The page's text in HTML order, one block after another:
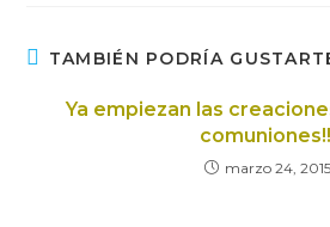
TAMBIÉN PODRÍA
Ya empiezan las
marzo 24, 2015